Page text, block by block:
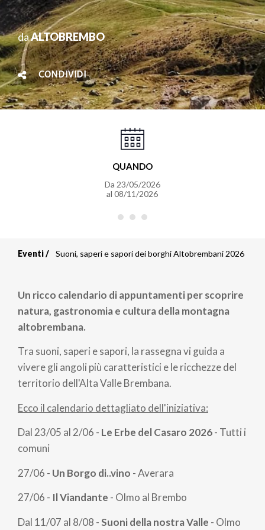
daALTOBREMBO
CONDIVIDI
QUANDO
Da 23/05/2026
al 08/11/2026
Briciole
di
pane
Eventi Suoni, saperi e sapori dei borghi Altobrembani 2026
Un ricco calendario di appuntamenti per scoprire
natura, gastronomia e cultura della montagna
altobrembana.
Tra suoni, saperi e sapori, la rassegna vi guida a
vivere gli angoli più caratteristici e le ricchezze del
territorio dell'Alta Valle Brembana.
Ecco il calendario dettagliato dell'iniziativa:
Dal 23/05 al 2/06 - Le Erbe del Casaro 2026- Tutti i
comuni
27/06 - Un Borgo di..vino - Averara
27/06 - Il Viandante - Olmo al Brembo
Dal 11/07 al 8/08 -Suoni della nostra Valle - Olmo